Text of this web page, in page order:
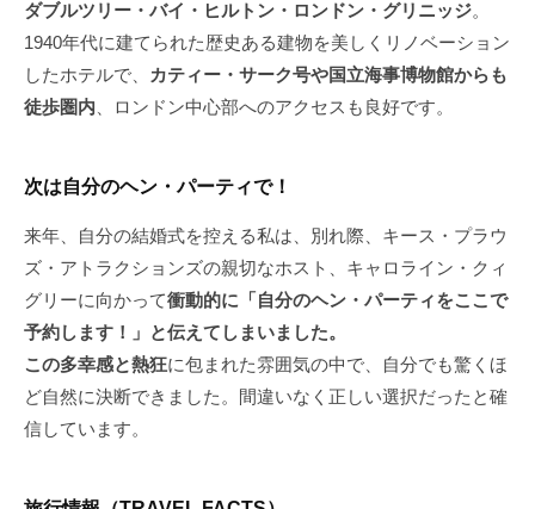
ダブルツリー・バイ・ヒルトン・ロンドン・グリニッジ。
1940年代に建てられた歴史ある建物を美しくリノベーション
したホテルで、
カティー・サーク号や国立海事博物館からも
徒歩圏内 、ロンドン中心部へのアクセスも良好です。
次は自分のヘン・パーティで！
来年、自分の結婚式を控える私は、別れ際、キース・プラウ
ズ・アトラクションズの親切なホスト、キャロライン・クィ
グリーに向かって衝動的に「自分のヘン・パーティをここで
予約します！」と伝えてしまいました。
この多幸感と熱狂に包まれた雰囲気の中で、自分でも驚くほ
ど自然に決断できました。間違いなく正しい選択だったと確
信しています。